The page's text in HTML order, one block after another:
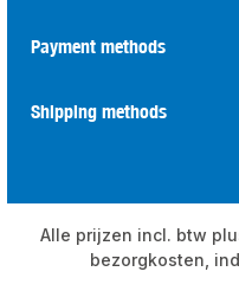
Payment methods
Shipping methods
Alle prijzen incl. btw
bezorgkosten,